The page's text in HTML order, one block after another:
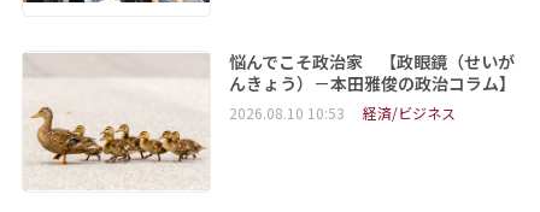
悩んでこそ政治家 【政眼鏡（せいが
んきょう）－本田雅俊の政治コラム】
2026.08.10 10:53 経済/ビジネス